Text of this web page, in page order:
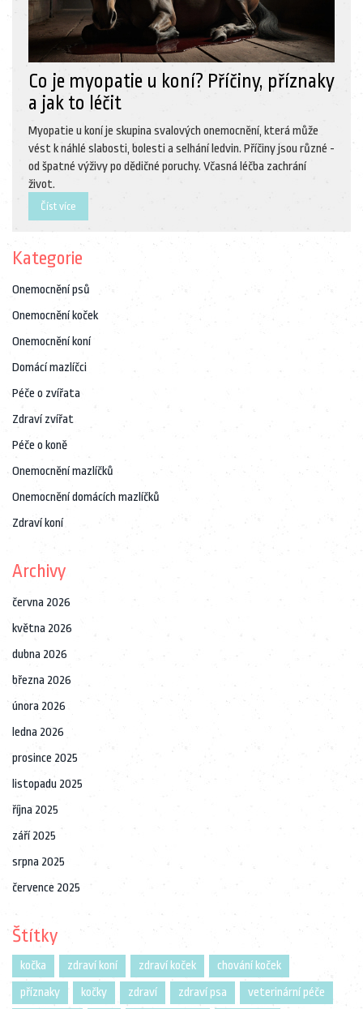
Co je myopatie u koní? Příčiny, příznaky
a jak to léčit
Myopatie u koní je skupina svalových onemocnění, která může
vést k náhlé slabosti, bolesti a selhání ledvin. Příčiny jsou různé -
od špatné výživy po dědičné poruchy. Včasná léčba zachrání
život.
Číst více
Kategorie
Onemocnění psů
Onemocnění koček
Onemocnění koní
Domácí mazlíčci
Péče o zvířata
Zdraví zvířat
Péče o koně
Onemocnění mazlíčků
Onemocnění domácích mazlíčků
Zdraví koní
Archivy
června 2026
května 2026
dubna 2026
března 2026
února 2026
ledna 2026
prosince 2025
listopadu 2025
října 2025
září 2025
srpna 2025
července 2025
Štítky
kočka zdraví koní zdraví koček
chování koček
příznaky
kočky zdraví zdraví psa veterinární péče